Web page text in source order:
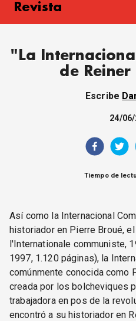
SOCIEDAD
Revista
"La
de
Escribe
24/
Tiempo de
Así como la Internacional
historiador en Pierre Broué,
l'Internationale communiste,
1997, 1.120 páginas), la
comúnmente conocida como
creada por los bolcheviques
trabajadora en pos de la
encontró a su historiador en